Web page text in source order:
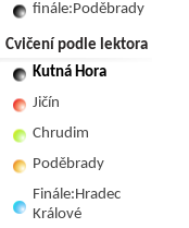
finále:Poděbrady
Cvičení podle lektora
Kutná Hora
Jičín
Chrudim
Poděbrady
Finále:Hradec
Králové